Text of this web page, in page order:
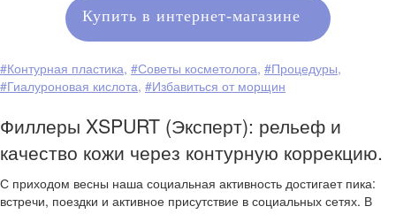
Купить в интернет-магазине
#Контурная пластика, #Советы косметолога, #Процедуры,
#Гиалуроновая кислота, #Избавиться от морщин
Филлеры XSPURT (Эксперт): рельеф и
качество кожи через контурную коррекцию.
С приходом весны наша социальная активность достигает пика:
встречи, поездки и активное присутствие в социальных сетях. В